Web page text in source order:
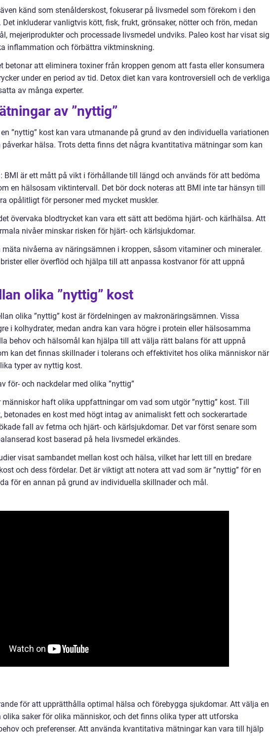
känd som stenålderskost, fokuserar på livsmedel som förekom i den
inkluderar vanligtvis kött, fisk, frukt, grönsaker, nötter och frön, medan
mejeriprodukter och processade livsmedel undviks. Paleo kost har visat sig
inflammation och förbättra viktminskning.
betonar att eliminera toxiner från kroppen genom att fasta eller konsumera
under en period av tid. Detox diet kan vara kontroversiell och de verkliga
av många experter.
av ”nyttig”
”nyttig” kost kan vara utmanande på grund av den individuella variationen
hälsa. Trots detta finns det några kvantitativa mätningar som kan
BMI är ett mått på vikt i förhållande till längd och används för att bedöma
en hälsosam viktintervall. Det bör dock noteras att BMI inte tar hänsyn till
opålitligt för personer med mycket muskler.
övervaka blodtrycket kan vara ett sätt att bedöma hjärt- och kärlhälsa. Att
nivåer minskar risken för hjärt- och kärlsjukdomar.
nivåerna av näringsämnen i kroppen, såsom vitaminer och mineraler.
eller överflöd och hjälpa till att anpassa kostvanor för att uppnå
olika ”nyttig” kost
olika ”nyttig” kost är fördelningen av makronäringsämnen. Vissa
i kolhydrater, medan andra kan vara högre i protein eller hälsosamma
behov och hälsomål kan hjälpa till att välja rätt balans för att uppnå
kan det finnas skillnader i tolerans och effektivitet hos olika människor när
typer av nyttig kost.
för- och nackdelar med olika ”nyttig”
människor haft olika uppfattningar om vad som utgör ”nyttig” kost. Till
betonades en kost med högt intag av animaliskt fett och sockerartade
fall av fetma och hjärt- och kärlsjukdomar. Det var först senare som
kost baserad på hela livsmedel erkändes.
visat sambandet mellan kost och hälsa, vilket har lett till en bredare
och dess fördelar. Det är viktigt att notera att vad som är ”nyttig” för en
för en annan på grund av individuella skillnader och mål.
för att upprätthålla optimal hälsa och förebygga sjukdomar. Att välja en
olika saker för olika människor, och det finns olika typer att utforska
och preferenser. Att använda kvantitativa mätningar kan vara till hjälp